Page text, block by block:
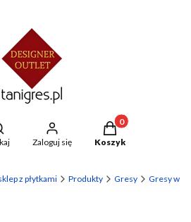
wyszukiwarkę
Zaloguj się
Produkty w
Koszyk
z płytkami Produkty Gresy Gresy